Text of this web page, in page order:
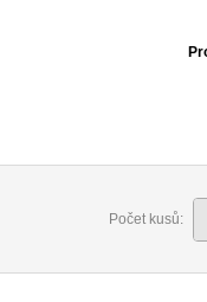
Počet kusů: